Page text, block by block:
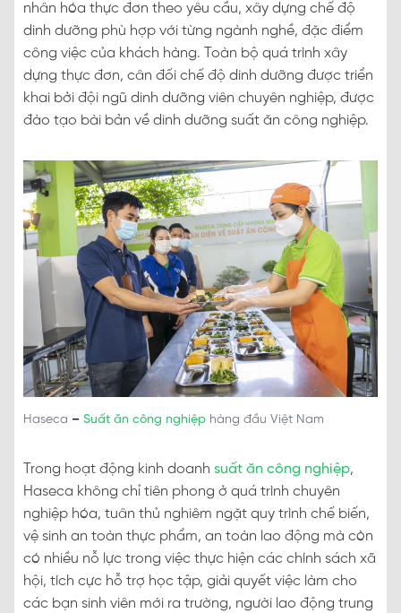
nhân hóa thực đơn theo yêu cầu, xây dựng chế độ
dinh dưỡng phù hợp với từng ngành nghề, đặc điểm
công việc của khách hàng. Toàn bộ quá trình xây
dựng thực đơn, cân đối chế độ dinh dưỡng được triển
khai bởi đội ngũ dinh dưỡng viên chuyên nghiệp, được
đào tạo bài bản về dinh dưỡng suất ăn công nghiệp.
Haseca – Suất ăn công nghiệp hàng đầu Việt Nam
Trong hoạt động kinh doanh suất ăn công nghiệp,
Haseca không chỉ tiên phong ở quá trình chuyên
nghiệp hóa, tuân thủ nghiêm ngặt quy trình chế biến,
vệ sinh an toàn thực phẩm, an toàn lao động mà còn
có nhiều nỗ lực trong việc thực hiện các chính sách xã
hội, tích cực hỗ trợ học tập, giải quyết việc làm cho
các bạn sinh viên mới ra trường, người lao động trung